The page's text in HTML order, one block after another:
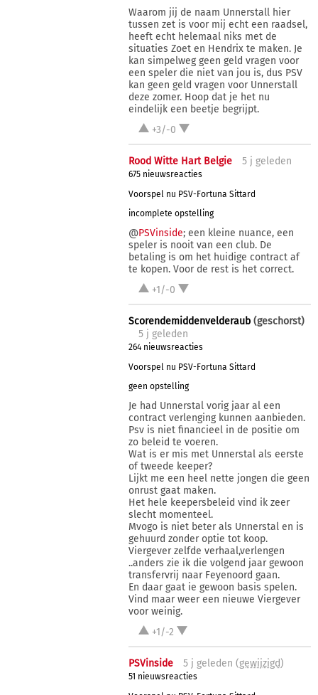
Waarom jij de naam Unnerstall hier
tussen zet is voor mij echt een raadsel,
heeft echt helemaal niks met de
situaties Zoet en Hendrix te maken. Je
kan simpelweg geen geld vragen voor
een speler die niet van jou is, dus PSV
kan geen geld vragen voor Unnerstall
deze zomer. Hoop dat je het nu
eindelijk een beetje begrijpt.
+3/-0
Rood Witte Hart Belgie 5 j geleden
675 nieuwsreacties
Voorspel nu PSV-Fortuna Sittard
incomplete opstelling
@PSVinside; een kleine nuance, een
speler is nooit van een club. De
betaling is om het huidige contract af
te kopen. Voor de rest is het correct.
+1/-0
Scorendemiddenvelderaub (geschorst)
5 j geleden
264 nieuwsreacties
Voorspel nu PSV-Fortuna Sittard
geen opstelling
Je had Unnerstal vorig jaar al een
contract verlenging kunnen aanbieden.
Psv is niet financieel in de positie om
zo beleid te voeren.
Wat is er mis met Unnerstal als eerste
of tweede keeper?
Lijkt me een heel nette jongen die geen
onrust gaat maken.
Het hele keepersbeleid vind ik zeer
slecht momenteel.
Mvogo is niet beter als Unnerstal en is
gehuurd zonder optie tot koop.
Viergever zelfde verhaal,verlengen
..anders zie ik die volgend jaar gewoon
transfervrij naar Feyenoord gaan.
En daar gaat ie gewoon basis spelen.
Vind maar weer een nieuwe Viergever
voor weinig.
+1/-2
PSVinside 5 j geleden (gewijzigd)
51 nieuwsreacties